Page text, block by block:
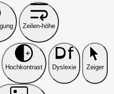
Zeilen-höhe
Hochkontrast Dyslexie Zeiger